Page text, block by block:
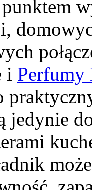
i Perfumy
jedynie